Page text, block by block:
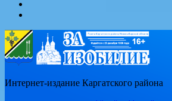
Интернет-издание Каргатского района